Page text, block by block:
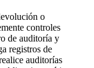
o
controles
de auditoría y
registros de
auditorías